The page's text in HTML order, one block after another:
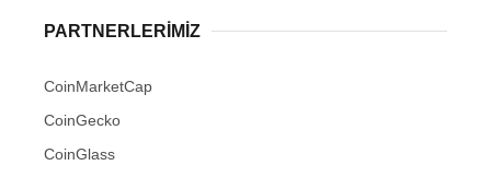
PARTNERLERIMIZ
CoinMarketCap
CoinGecko
CoinGlass